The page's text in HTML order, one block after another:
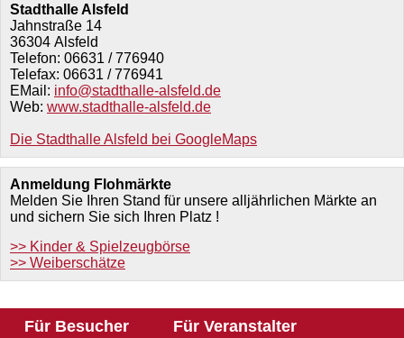
Stadthalle Alsfeld
Jahnstraße 14
36304 Alsfeld
Telefon: 06631 / 776940
Telefax: 06631 / 776941
EMail: info@stadthalle-alsfeld.de
Web: www.stadthalle-alsfeld.de
Die Stadthalle Alsfeld bei GoogleMaps
Anmeldung Flohmärkte
Melden Sie Ihren Stand für unsere alljährlichen Märkte an
und sichern Sie sich Ihren Platz !
>> Kinder & Spielzeugbörse
>> Weiberschätze
Für Besucher Für Veranstalter